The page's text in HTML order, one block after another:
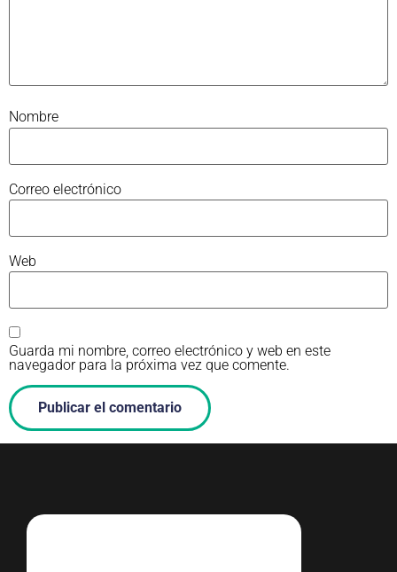
Nombre
Correo electrónico
Web
Guarda mi nombre, correo electrónico y web en este
navegador para la próxima vez que comente.